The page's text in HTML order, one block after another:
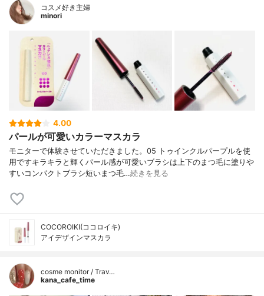
コスメ好き主婦
minori
4.00
パールが可愛いカラーマスカラ
モニターで体験させていただきました。05 トゥインクルパープルを使
用ですキラキラと輝くパール感が可愛いブラシは上下のまつ毛に塗りや
すいコンパクトブラシ短いまつ毛…続きを見る
COCOROIKI(ココロイキ)
アイデザインマスカラ
cosme monitor / Trav…
kana_cafe_time